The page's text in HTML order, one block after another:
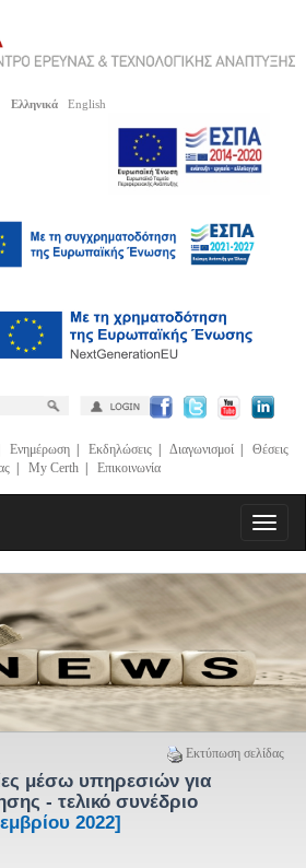
Ελληνικά English
Ενημέρωση| Εκδηλώσεις| Διαγωνισμοί| Θέσεις
My Certh Επικοινωνία
Εκτύπωση σελίδας
μέσω υπηρεσιών για
- τελικό συνέδριο
2022]